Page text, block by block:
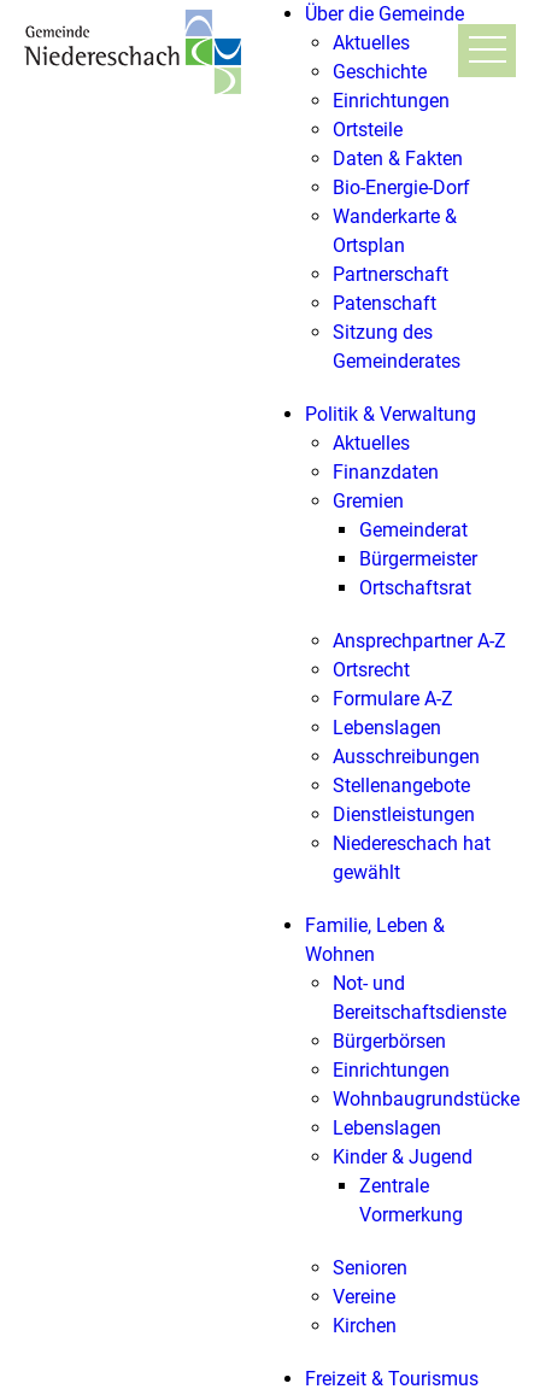
Über die Gemeinde
Aktuelles
Geschichte
Einrichtungen
Ortsteile
Daten & Fakten
Bio-Energie-Dorf
Wanderkarte &
Ortsplan
Partnerschaft
Patenschaft
Sitzung des
Gemeinderates
Politik & Verwaltung
Aktuelles
Finanzdaten
Gremien
Gemeinderat
Bürgermeister
Ortschaftsrat
Ansprechpartner A-Z
Ortsrecht
Formulare A-Z
Lebenslagen
Ausschreibungen
Stellenangebote
Dienstleistungen
Niedereschach hat
gewählt
Familie, Leben &
Wohnen
Not- und
Bereitschaftsdienste
Bürgerbörsen
Einrichtungen
Wohnbaugrundstücke
Lebenslagen
Kinder & Jugend
Zentrale
Vormerkung
Senioren
Vereine
Kirchen
Freizeit & Tourismus